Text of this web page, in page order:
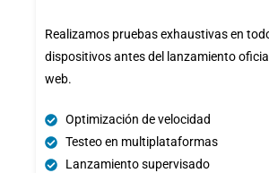
Realizamos pruebas exhaustivas en
dispositivos antes del lanzamiento
web.
Optimización de velocidad
Testeo en multiplataformas
Lanzamiento supervisado